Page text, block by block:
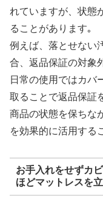
れていますが、状態
ることがあります｡
例えば、落とせない
合、返品保証の対象
日常の使用ではカバ
取ることで返品保証
商品の状態を保ちな
を効果的に活用する
お手入れをせずカ
ほどマットレスを